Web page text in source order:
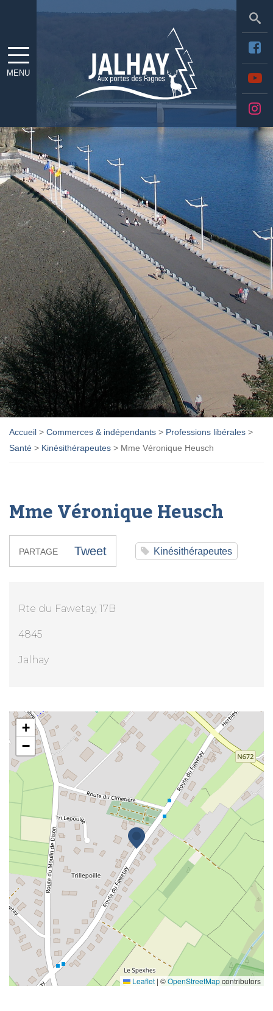
MENU
Accueil > Commerces & indépendants > Professions libérales >
Santé > Kinésithérapeutes > Mme Véronique Heusch
Mme Véronique Heusch
PARTAGE Tweet Kinésithérapeutes
Rte du Fawetay, 17B
4845
Jalhay
Mme Véronique Heusch
+
−
Leaflet | ©OpenStreetMapcontributors